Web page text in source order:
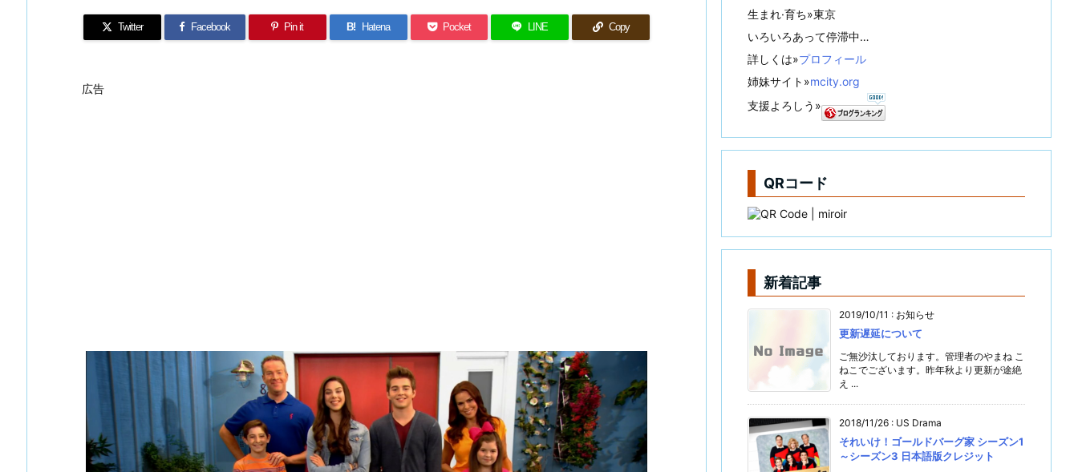
Twitter Facebook Pin it B! Hatena Pocket LINE Copy
広告
生まれ·育ち»東京
いろいろあって停滞中…
詳しくは»プロフィール
姉妹サイト»mcity.org
支援よろしう»
QRコード
新着記事
2019/10/11 : お知らせ
更新遅延について
ご無沙汰しております。管理者のやまね こ
ねこでございます。昨年秋より更新が途絶
え ...
2018/11/26 : US Drama
それいけ！ゴールドバーグ家 シーズン1
～シーズン3 日本語版クレジット